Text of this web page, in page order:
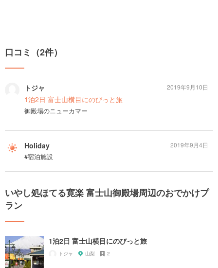
口コミ（2件）
トジャ
1泊2日 富士山横目にのびっと旅
御殿場のニューカマー
2019年9月10日
Holiday
#宿泊施設
2019年9月4日
いやし処ほてる寛楽 富士山御殿場周辺のおでかけプ
ラン
1泊2日 富士山横目にのびっと旅
トジャ 山梨 2